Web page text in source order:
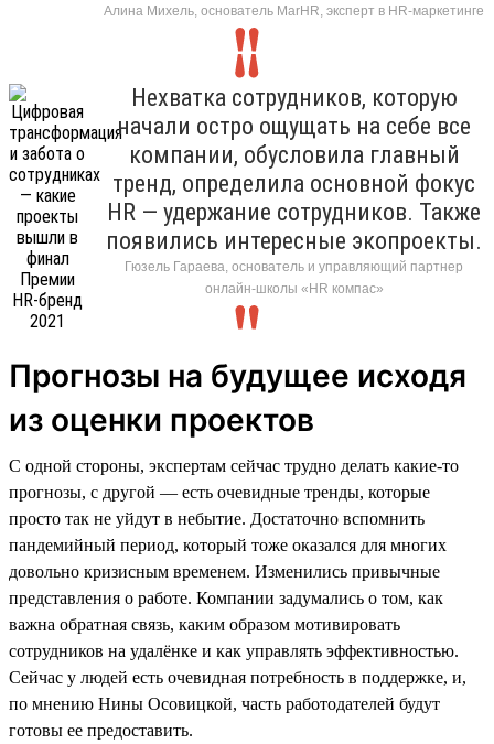
Алина Михель, основатель MarHR, эксперт в HR-маркетинге
Нехватка сотрудников, которую
начали остро ощущать на себе все
компании, обусловила главный
тренд, определила основной фокус
HR — удержание сотрудников. Также
появились интересные экопроекты.
Гюзель Гараева, основатель и управляющий партнер
онлайн-школы «HR компас»
Прогнозы на будущее исходя
из оценки проектов
С одной стороны, экспертам сейчас трудно делать какие-то
прогнозы, с другой — есть очевидные тренды, которые
просто так не уйдут в небытие. Достаточно вспомнить
пандемийный период, который тоже оказался для многих
довольно кризисным временем. Изменились привычные
представления о работе. Компании задумались о том, как
важна обратная связь, каким образом мотивировать
сотрудников на удалёнке и как управлять эффективностью.
Сейчас у людей есть очевидная потребность в поддержке, и,
по мнению Нины Осовицкой, часть работодателей будут
готовы ее предоставить.